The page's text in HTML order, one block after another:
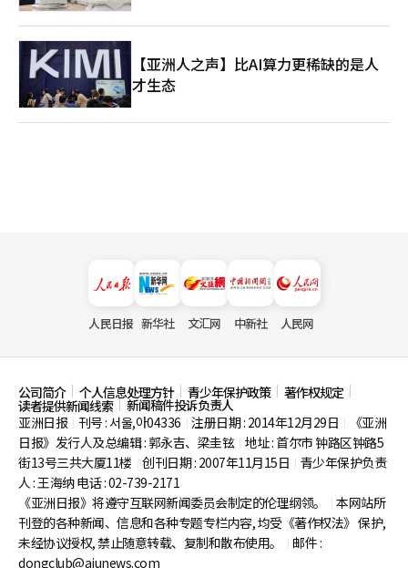
【亚洲人之声】比AI算力更稀缺的是人
才生态
人民日报 新华社 文汇网 中新社 人民网
公司简介 个人信息处理方针 青少年保护政策 著作权规定
读者提供新闻线索
新闻稿件投诉负责人
亚洲日报
刊号 : 서울,아04336 注册日期 : 2014年12月29日
《亚洲
日报》发行人及总编辑 : 郭永吉、梁圭铉 地址 : 首尔市钟路区钟路5
街13号三共大厦11楼 创刊日期 : 2007年11月15日
青少年保护负责
人 : 王海纳 电话 : 02-739-2171
《亚洲日报》将遵守互联网新闻委员会制定的伦理纲领。
本网站所
刊登的各种新闻、信息和各种专题专栏内容, 均受《著作权法》 保护,
未经协议授权, 禁止随意转载、复制和散布使用。
邮件 :
dongclub@ajunews.com